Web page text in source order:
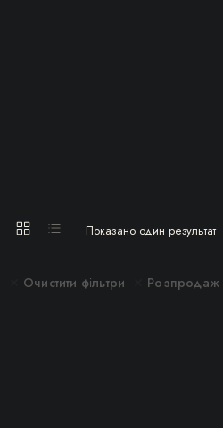
Показано один результат
Очистити фільтри Розпродаж